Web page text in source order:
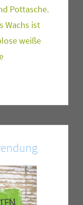
Pottasche.
Wachs ist
weiße